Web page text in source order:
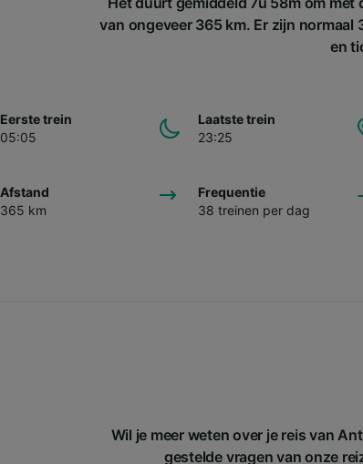
van ongeveer 365 km. Er zijn
en
Eerste trein
05:05
Laatste trein
23:25
Afstand
365 km
Frequentie
38 treinen per dag
Wil je meer weten over je reis van
gestelde vragen van onze